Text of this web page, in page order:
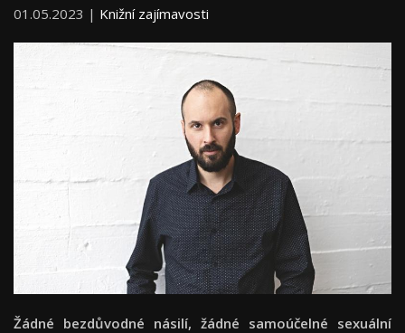
01.05.2023 | Knižní zajímavosti
Žádné bezdůvodné násilí, žádné samoúčelné sexuální